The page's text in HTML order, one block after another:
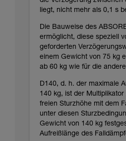
liegt, nicht mehr als 0,1 s
Die Bauweise des
ermöglicht, diese speziell
geforderten
einem Gewicht von 75 kg
ab 60 kg wie für die
D140, d. h. der maximale
140 kg, ist der
freien Sturzhöhe mit dem
unter diesen
Gewicht von 140 kg
Aufreißlänge des